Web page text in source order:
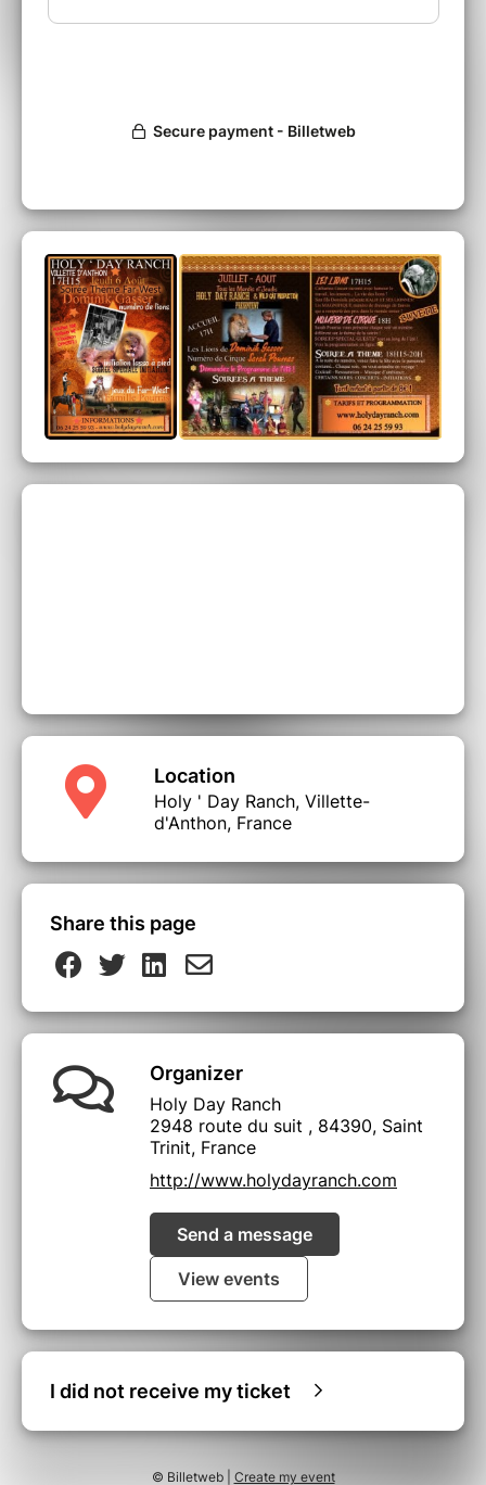
Location
Holy ' Day Ranch, Villette-
d'Anthon, France
Share this page
Organizer
Holy Day Ranch
2948 route du suit , 84390, Saint
Trinit, France
http://www.holydayranch.com
Send a message
View events
I did not receive my ticket
© Billetweb | Create my event